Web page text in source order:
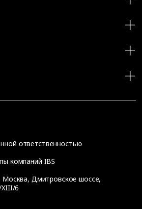
ответственностью
компаний IBS
Москва, Дмитровское шоссе,
6